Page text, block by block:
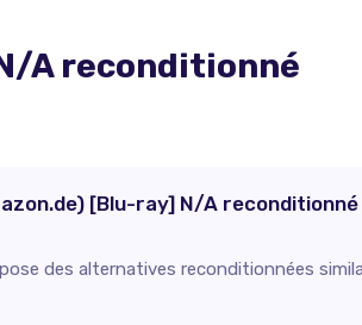
A reconditionné
[Blu-ray] N/A
des alternatives reconditionnées